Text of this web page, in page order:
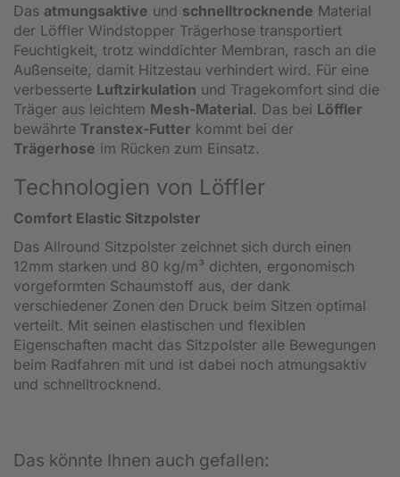
Das atmungsaktive und schnelltrocknende Material
der Löffler Windstopper Trägerhose transportiert
Feuchtigkeit, trotz winddichter Membran, rasch an die
Außenseite, damit Hitzestau verhindert wird. Für eine
verbesserte Luftzirkulation und Tragekomfort sind die
Träger aus leichtem Mesh-Material. Das bei Löffler
bewährte Transtex-Futter kommt bei der
Trägerhose im Rücken zum Einsatz.
Technologien von Löffler
Comfort Elastic Sitzpolster
Das Allround Sitzpolster zeichnet sich durch einen
12mm starken und 80 kg/m³ dichten, ergonomisch
vorgeformten Schaumstoff aus, der dank
verschiedener Zonen den Druck beim Sitzen optimal
verteilt. Mit seinen elastischen und flexiblen
Eigenschaften macht das Sitzpolster alle Bewegungen
beim Radfahren mit und ist dabei noch atmungsaktiv
und schnelltrocknend.
Das könnte Ihnen auch gefallen: